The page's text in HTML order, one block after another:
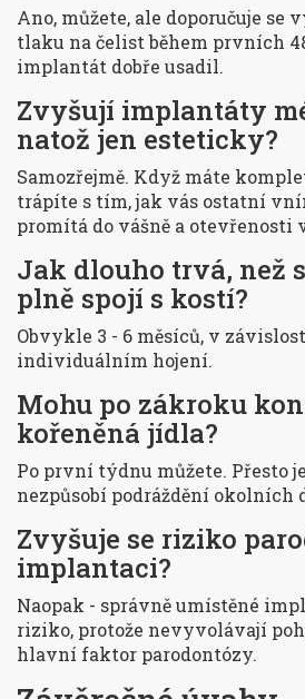
Ano, můžete, ale doporučuje se
tlaku na čelist během prvních
implantát dobře usadil.
Zvyšují implantáty
natož jen esteticky?
Samozřejmě. Když máte
trápíte s tím, jak vás ostatní
promítá do vášně a otevřenosti
Jak dlouho trvá, než
plně spojí s kostí?
Obvykle 3 - 6 měsíců, v
individuálním hojení.
Mohu po zákroku
kořeněná jídla?
Po první týdnu můžete. Přesto
nezpůsobí podráždění okolních
Zvyšuje se riziko
implantaci?
Naopak - správně umístěné
riziko, protože nevyvolávají
hlavní faktor parodontózy.